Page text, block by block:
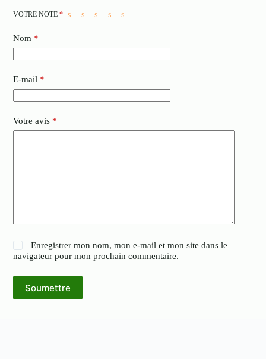
VOTRE NOTE*
Nom *
E-mail *
Votre avis *
Enregistrer mon nom, mon e-mail et mon site dans le
navigateur pour mon prochain commentaire.
Soumettre